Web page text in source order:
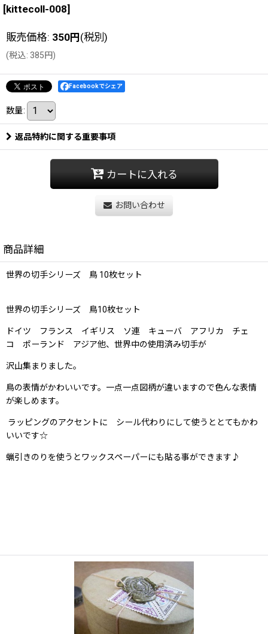
[kittecoll-008]
販売価格: 350円(税別)
(税込: 385円)
Facebookでシェア
数量:
返品特約に関する重要事項
カートに入れる
お問い合わせ
商品詳細
世界の切手シリーズ 鳥 10枚セット
世界の切手シリーズ 鳥10枚セット
ドイツ フランス イギリス ソ連 キューバ アフリカ チェ
コ ポーランド アジア他、世界中の使用済み切手が
沢山集まりました。
鳥の表情がかわいいです。一点一点図柄が違いますので色んな表情
が楽しめます。
ラッピングのアクセントに シール代わりにして使うととてもかわ
いいです☆
蝋引きのりを使うとワックスペーパーにも貼る事ができます♪